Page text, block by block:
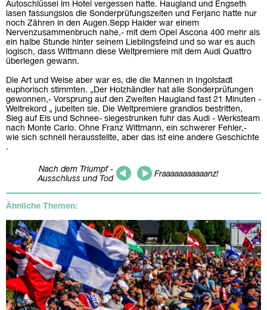
Autoschlüssel im Hotel vergessen hatte. Haugland und Engseth
lasen fassungslos die Sonderprüfungszeiten und Ferjanc hatte nur
noch Zähren in den Augen.Sepp Haider war einem
Nervenzusammenbruch nahe,- mit dem Opel Ascona 400 mehr als
ein halbe Stunde hinter seinem Lieblingsfeind und so war es auch
logisch, dass Wittmann diese Weltpremiere mit dem Audi Quattro
überlegen gewann.
Die Art und Weise aber war es, die die Mannen in Ingolstadt
euphorisch stimmten. „Der Holzhändler hat alle Sonderprüfungen
gewonnen,- Vorsprung auf den Zweiten Haugland fast 21 Minuten -
Weltrekord „ jubelten sie. Die Weltpremiere grandios bestritten,
Sieg auf Eis und Schnee- siegestrunken fuhr das Audi - Werksteam
nach Monte Carlo. Ohne Franz Wittmann, ein schwerer Fehler,-
wie sich schnell herausstellte, aber das ist eine andere Geschichte
.
Nach dem Triumpf -
Ausschluss und Tod
Fraaaaaaaaaaanz!
Ähnliche Themen: